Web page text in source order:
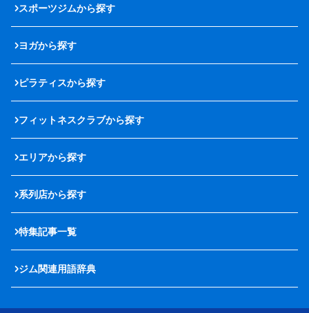
スポーツジムから探す
ヨガから探す
ピラティスから探す
フィットネスクラブから探す
エリアから探す
系列店から探す
特集記事一覧
ジム関連用語辞典